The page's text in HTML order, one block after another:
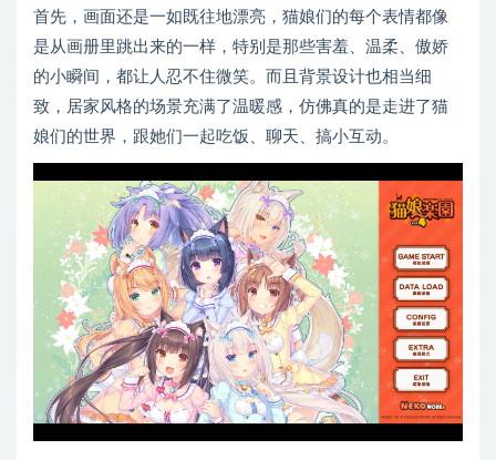
首先，画面还是一如既往地漂亮，猫娘们的每个表情都像
是从画册里跳出来的一样，特别是那些害羞、温柔、傲娇
的小瞬间，都让人忍不住微笑。而且背景设计也相当细
致，居家风格的场景充满了温暖感，仿佛真的是走进了猫
娘们的世界，跟她们一起吃饭、聊天、搞小互动。